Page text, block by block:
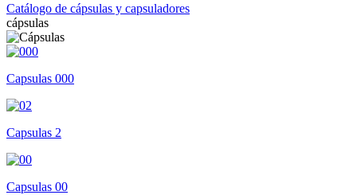
Catálogo de cápsulas y capsuladores
cápsulas
Capsulas 000
Capsulas 2
Capsulas 00